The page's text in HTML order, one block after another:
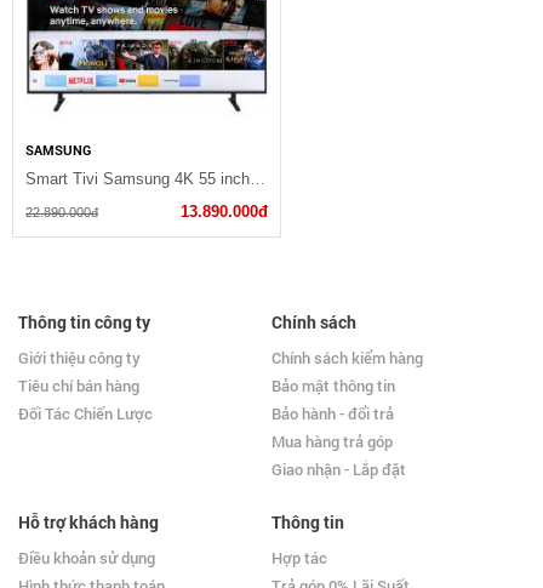
SAMSUNG
22.890.000đ 13.890.000đ
Thông tin công ty
Giới thiệu công ty
Tiêu chí bán hàng
Đối Tác Chiến Lược
Chính sách
Chính sách kiểm hàng
Bảo mật thông tin
Bảo hành - đổi trả
Mua hàng trả góp
Giao nhận - Lắp đặt
Hỗ trợ khách hàng
Điều khoản sử dụng
Thông tin
Hợp tác